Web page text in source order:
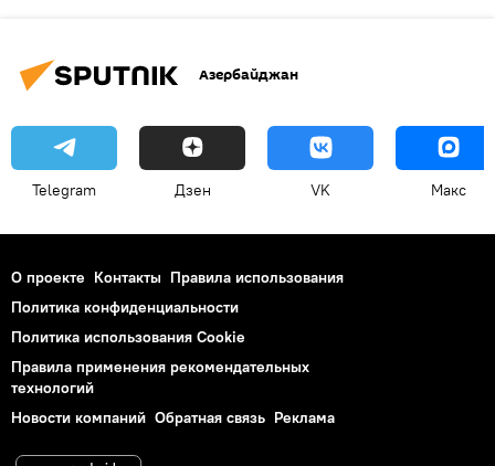
Азербайджан
Telegram Дзен VK Макс
О проекте Контакты Правила использования
Политика конфиденциальности
Политика использования Cookie
Правила применения рекомендательных
технологий
Новости компаний Обратная связь Реклама